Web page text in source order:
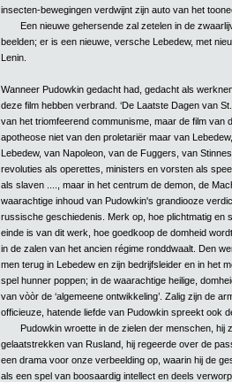
insecten-bewegingen verdwijnt zijn auto van het
Een nieuwe gehersende zal zetelen in de
beelden; er is een nieuwe, versche Lebedew, met
Lenin.
Wanneer Pudowkin gedacht had, gedacht als
deze film hebben verbrand. ‘De Laatste Dagen van
van het triomfeerend communisme, maar de film van
apotheose niet van den proletariër maar van
Lebedew, van Napoleon, van de Fuggers, van
revoluties als operettes, ministers en vorsten als
als slaven ...., maar in het centrum de demon, de
waarachtige inhoud van Pudowkin's grandiooze
russische geschiedenis. Merk op, hoe plichtmatig en
einde is van dit werk, hoe goedkoop de domheid
in de zalen van het ancien régime ronddwaalt. Den
men terug in Lebedew en zijn bedrijfsleider en in het
spel hunner poppen; in de waarachtige heilige,
van vòòr de ‘algemeene ontwikkeling’. Zalig zijn de
officieuze, hatende liefde van Pudowkin spreekt ook
Pudowkin wroette in de zielen der menschen, hij
gelaatstrekken van Rusland, hij regeerde over de
een drama voor onze verbeelding op, waarin hij de
als een spel van boosaardig intellect en deels